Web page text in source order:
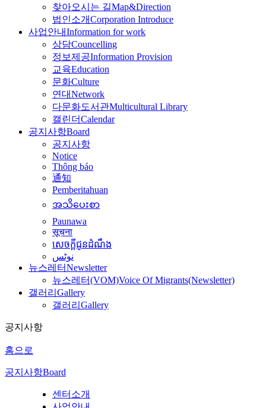
찾아오시는 길Map&Direction
법인소개Corporation Introduce
사업안내Information for work
상담Councelling
정보제공Information Provision
교육Education
문화Culture
연대Network
다문화도서관Multicultural Library
캘린더Calendar
공지사항Board
공지사항
Notice
Thông báo
通知
Pemberitahuan
အသိပေးစာ
Paunawa
सूचना
សេចក្តីជូនដំណឹង
نوٹس
뉴스레터Newsletter
뉴스레터(VOM)Voice Of Migrants(Newsletter)
갤러리 Gallery
갤러리 Gallery
공지사항
홈으로
공지사항Board
센터소개